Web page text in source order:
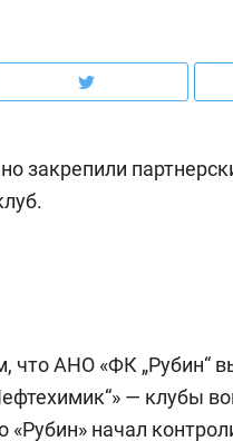
закрепили
что АНО «ФК „Рубин“
— клубы
начал